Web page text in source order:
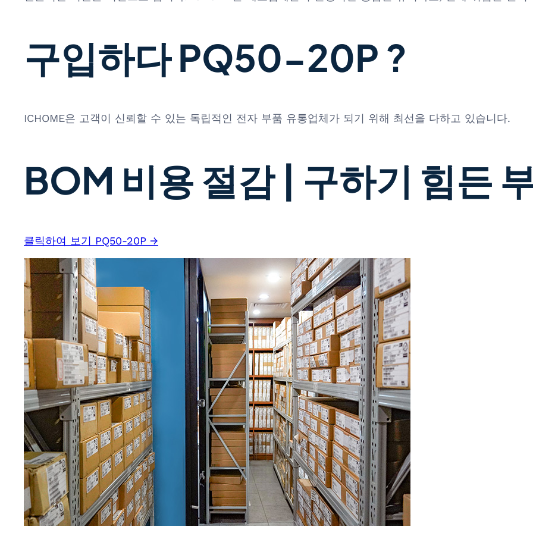
구입하다 PQ50-20P ?
ICHOME은 고객이 신뢰할 수 있는 독립적인 전자 부품 유통업체가 되기 위해 최선을 다하고 있습니다.
BOM 비용 절감 | 구하기 힘든
클릭하여 보기 PQ50-20P →